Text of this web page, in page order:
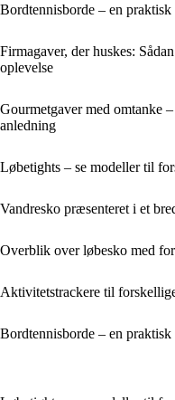
Bordtennisborde – en
Firmagaver, der huskes:
oplevelse
Gourmetgaver med omtanke
anledning
Løbetights – se modeller til
Vandresko præsenteret i et
Overblik over løbesko med
Aktivitetstrackere til
Bordtennisborde – en